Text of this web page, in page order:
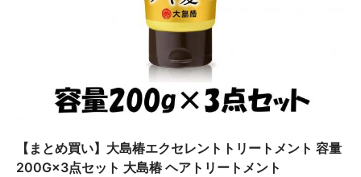
【まとめ買い】大島椿エクセレントトリートメント 容量
200G×3点セット 大島椿 ヘアトリートメント